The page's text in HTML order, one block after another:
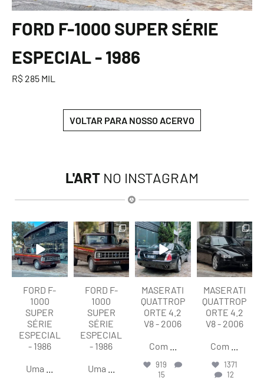
FORD F-1000 SUPER SÉRIE
ESPECIAL - 1986
R$ 285 MIL
VOLTAR PARA NOSSO ACERVO
L'ART NO INSTAGRAM
lart.br
Ago 7
FORD F-
1000
SUPER
SÉRIE
ESPECIAL
- 1986
Uma
lart.br
Ago 7
FORD F-
1000
SUPER
SÉRIE
ESPECIAL
- 1986
Uma
lart.br
Ago 6
MASERATI
QUATTROP
ORTE 4.2
V8 - 2006
Com
919
15
lart.br
Ago 6
MASERATI
QUATTROP
ORTE 4.2
V8 - 2006
Com
1371
12